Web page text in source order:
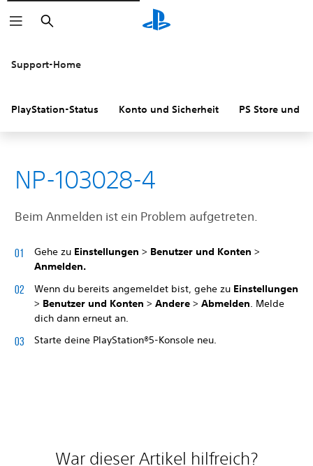
Suchen
Support-Home
PlayStation-Status Konto und Sicherheit PS Store und
NP-103028-4
Beim Anmelden ist ein Problem aufgetreten.
Gehe zu Einstellungen > Benutzer und Konten >
Anmelden.
Wenn du bereits angemeldet bist, gehe zu Einstellungen
> Benutzer und Konten > Andere > Abmelden . Melde
dich dann erneut an.
Starte deine PlayStation®5-Konsole neu.
War dieser Artikel hilfreich?